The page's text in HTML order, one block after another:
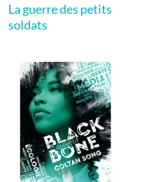
La guerre des petits
soldats